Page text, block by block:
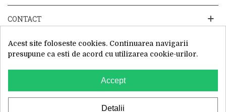
CONTACT
Website operat de: Primavara in dar SRL, Cod Fiscal: 52428019, Reg.
Com: J2025066115002, Sediu Social:Sos. Unirii 201-203C, Caciulati,
Acest site foloseste cookies. Continuarea navigarii
presupune ca esti de acord cu utilizarea cookie-urilor.
Accept
Detalii